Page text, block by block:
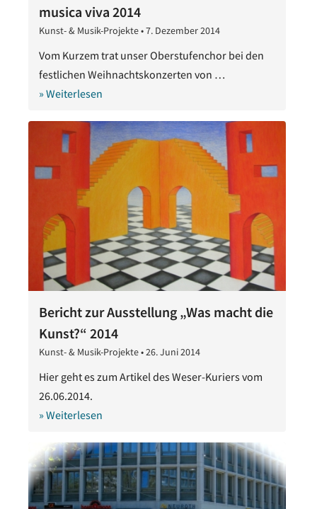
musica viva 2014
Kunst- & Musik-Projekte•7. Dezember 2014
2020
Vom Kurzem trat unser Oberstufenchor bei den
festlichen Weihnachtskonzerten von …
» Weiterlesen
Bericht zur Ausstellung „Was macht die
Kunst?“ 2014
Kunst- & Musik-Projekte•26. Juni 2014
2020
Hier geht es zum Artikel des Weser-Kuriers vom
26.06.2014.
» Weiterlesen